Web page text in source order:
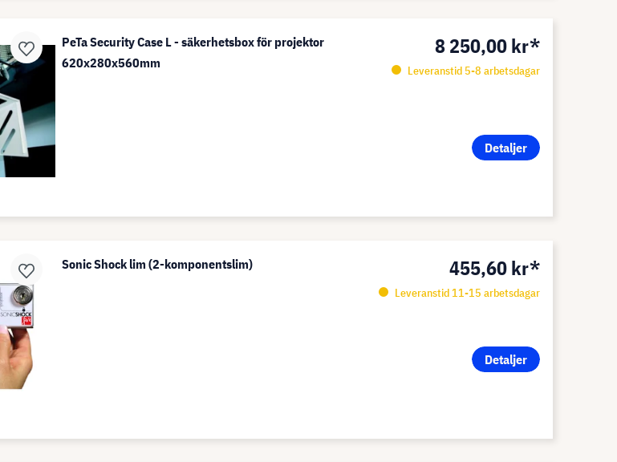
PeTa Security Case L - säkerhetsbox för projektor
620x280x560mm
8 250,00 kr*
Leveranstid 5-8 arbetsdagar
Detaljer
Sonic Shock lim (2-komponentslim) 455,60 kr*
Leveranstid 11-15 arbetsdagar
Detaljer